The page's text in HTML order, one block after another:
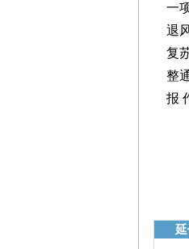
一
退
复
整
报